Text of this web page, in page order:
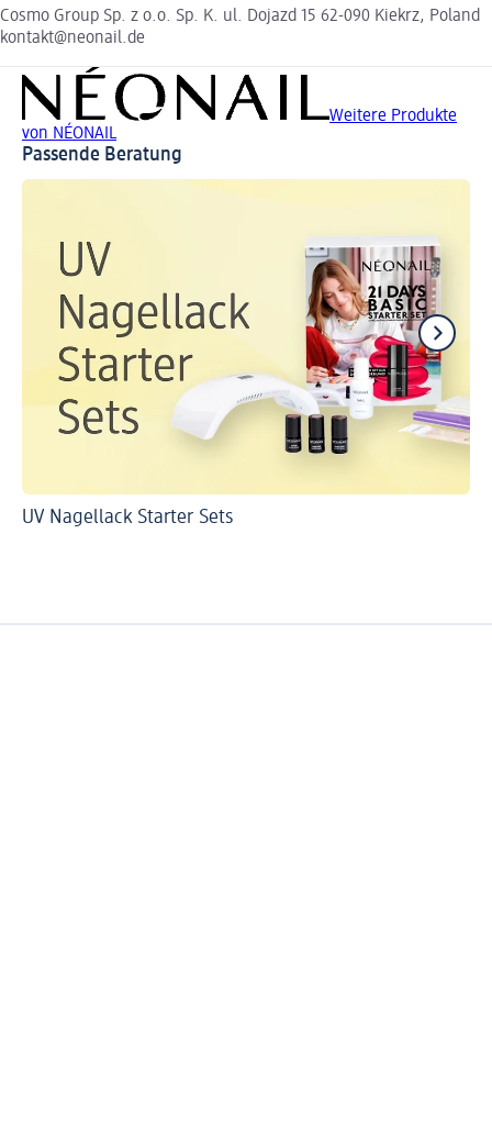
Cosmo Group Sp. z o.o. Sp. K. ul. Dojazd 15 62-090 Kiekrz, Poland
kontakt@neonail.de
Weitere Produkte
von NÉONAIL
Passende Beratung
UV Nagellack Starter Sets